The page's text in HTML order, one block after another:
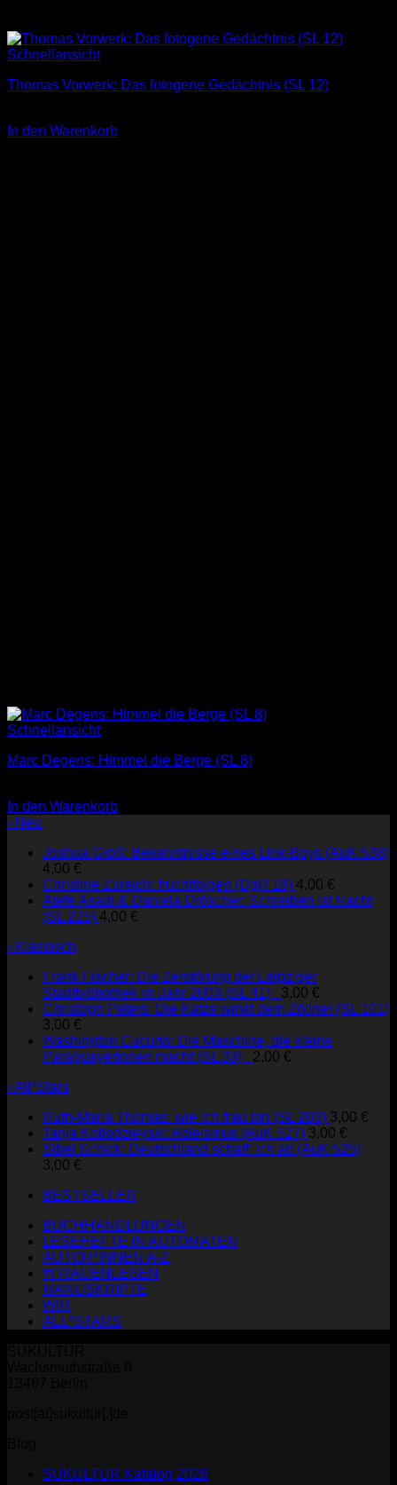
Schnellansicht
Thomas Vorwerk: Das fotogene Gedächtnis (SL 12)
In den Warenkorb
Schnellansicht
Marc Degens: Himmel die Berge (SL 8)
In den Warenkorb
› Neu
Joshua Groß: Bekenntnisse eines Link-Boys (AuK 538)
4,00 €
Christine Zureich: fruchtfolgen (DgR 18) 4,00 €
Atefe Asadi & Daniela Dröscher: Schreiben ist Nacht
(SL 225) 4,00 €
› Klassisch
Frank Fischer: Die Zerstörung der Leipziger
Stadtbibliothek im Jahr 2003 (SL 41)
3,00 €
Christoph Peters: Die Katze winkt dem Zöllner (SL 101)
3,00 €
Washington Cucurto: Die Maschine, die kleine
Paraguayerinnen macht (SL 33)
2,00 €
› All*Stars
Ruth-Maria Thomas: wie ich frau bin (SL 203) 3,00 €
Tanja Kollodzieyski: Ableismus (AuK 527) 3,00 €
Sibel Schick: Deutschland schaff' ich ab (AuK 525)
3,00 €
BESTSELLER
BUCHHANDLUNGEN
LESEHEFTE IN AUTOMATEN
AUTOR*INNEN A-Z
#FRAUENLESEN
MANUSKRIPTE
WIR
ALL*STARS
SUKULTUR Katalog 2026